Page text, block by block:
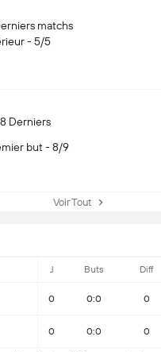
matchs
- 5/5
Derniers
but - 8/9
Voir Tout
J Buts Diff
0 0:0 0
0 0:0 0